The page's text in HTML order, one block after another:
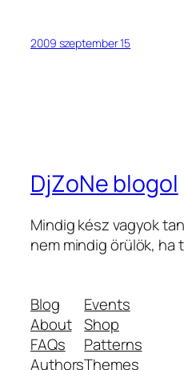
2009 szeptember 15
DjZoNe blogol
Mindig kész vagyok
nem mindig örülök, ha
Blog
About
FAQs
Authors
Events
Shop
Patterns
Themes